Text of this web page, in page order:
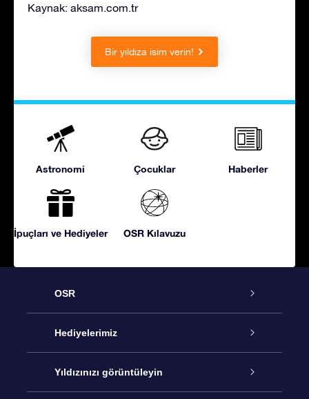
Kaynak: aksam.com.tr
Bir yıldıza isim verin!
Astronomi Çocuklar Haberler
İpuçları ve Hediyeler OSR Kılavuzu
OSR
Hizmet
İletişim
Hediyelerimiz
Çevrimiçi Yıldız Hediyesi
Yıldızınızı görüntüleyin